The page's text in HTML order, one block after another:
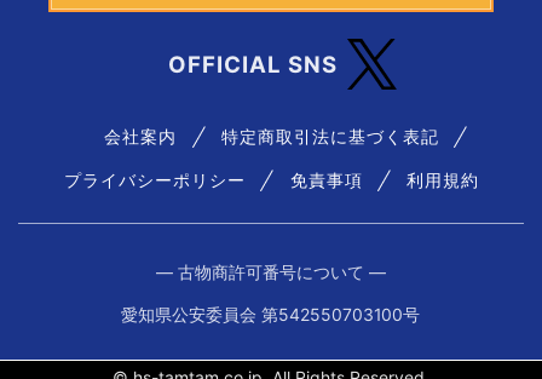
OFFICIAL SNS
会社案内 特定商取引法に基づく表記
プライバシーポリシー 免責事項 利用規約
― 古物商許可番号について ―
愛知県公安委員会 第542550703100号